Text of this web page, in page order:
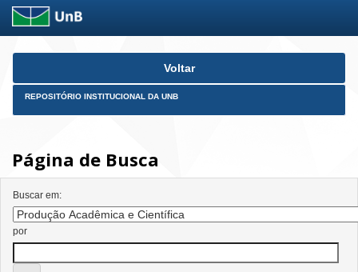
Skip
Voltar
REPOSITÓRIO INSTITUCIONAL DA UNB
Página de Busca
Buscar em:
por